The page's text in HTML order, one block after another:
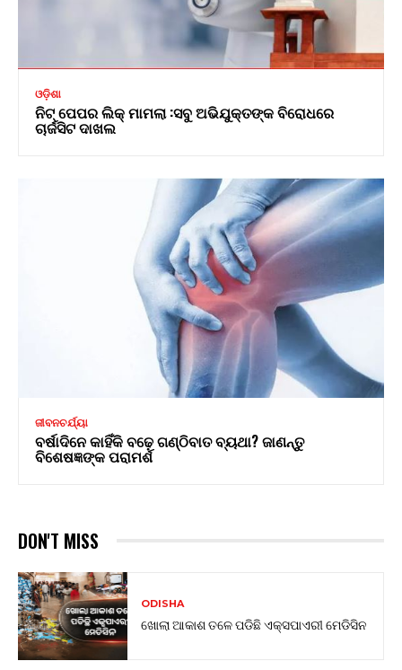
ଓଡ଼ିଶା
ନିଟ୍ ପେପର ଲିକ୍ ମାମଲା :ସବୁ ଅଭିଯୁକ୍ତଙ୍କ ବିରୋଧରେ
ଚାର୍ଜସିଟ ଦାଖଲ
ଜୀବନଚର୍ଯ୍ୟା
ବର୍ଷାଦିନେ କାହିଁକି ବଢ଼େ ଗଣ୍ଠିବାତ ବ୍ୟଥା? ଜାଣନ୍ତୁ
ବିଶେଷଜ୍ଞଙ୍କ ପରାମର୍ଶ
DON'T MISS
ODISHA
ଖୋଲା ଆକାଶ ତଳେ ପଡିଛି ଏକ୍ସପାଏରୀ ମେଡିସିନ